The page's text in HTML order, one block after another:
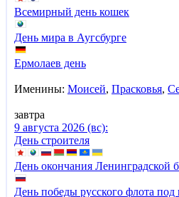
Всемирный день кошек
День мира в Аугсбурге
Ермолаев день
Именины: Моисей, Прасковья,
завтра
9 августа 2026 (вс):
День строителя
День окончания Ленинградской
День победы русского флота